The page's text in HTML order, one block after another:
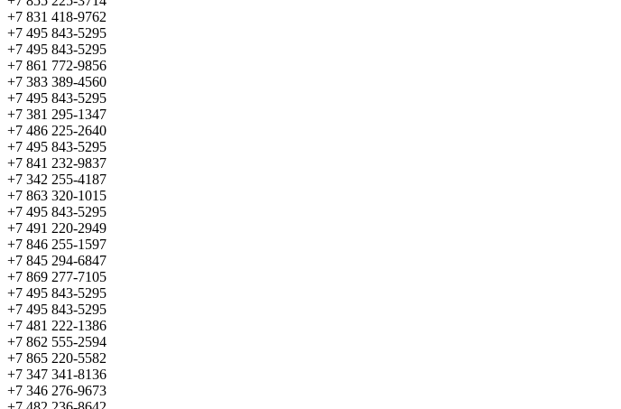
+7 831 418-9762
+7 495 843-5295
+7 495 843-5295
+7 861 772-9856
+7 383 389-4560
+7 495 843-5295
+7 381 295-1347
+7 486 225-2640
+7 495 843-5295
+7 841 232-9837
+7 342 255-4187
+7 863 320-1015
+7 495 843-5295
+7 491 220-2949
+7 846 255-1597
+7 845 294-6847
+7 869 277-7105
+7 495 843-5295
+7 495 843-5295
+7 481 222-1386
+7 862 555-2594
+7 865 220-5582
+7 347 341-8136
+7 346 276-9673